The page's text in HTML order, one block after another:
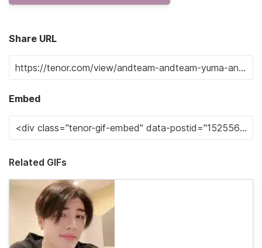
Share URL
Embed
Related GIFs